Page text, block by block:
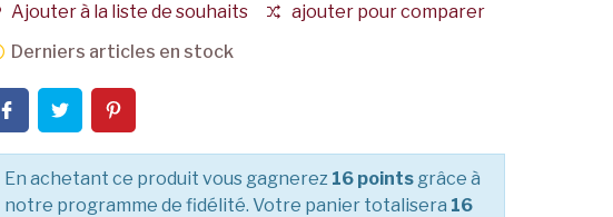
Ajouter à la liste de souhaits
ajouter pour comparer
Derniers articles en stock
En achetant ce produit vous gagnerez 16 pointsgrâce à
notre programme de fidélité. Votre panier totalisera 16